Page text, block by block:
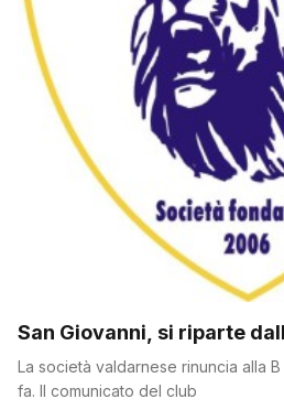
San Giovanni, si riparte
La società valdarnese rinuncia alla
fa. Il comunicato del club